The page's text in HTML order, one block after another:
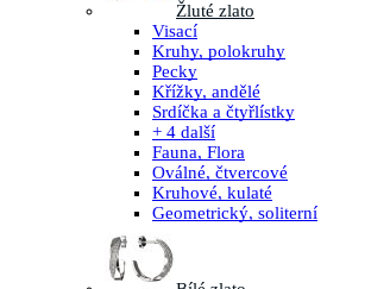
Žluté zlato
Visací
Kruhy, polokruhy
Pecky
Křížky, andělé
Srdíčka a čtyřlístky
+ 4 další
Fauna, Flora
Oválné, čtvercové
Kruhové, kulaté
Geometrický, soliterní